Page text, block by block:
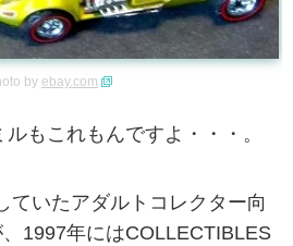
by ebay.com
もこれもんですよ・・・。
ていたアダルトコレクター向
1997年にはCOLLECTIBLES